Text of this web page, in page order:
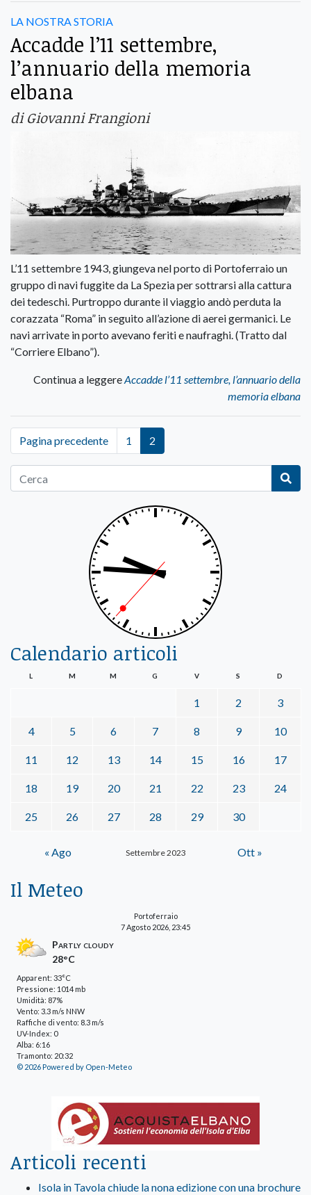
LA NOSTRA STORIA
Accadde l’11 settembre,
l’annuario della memoria
elbana
di Giovanni Frangioni
L’11 settembre 1943, giungeva nel porto di Portoferraio un
gruppo di navi fuggite da La Spezia per sottrarsi alla cattura
dei tedeschi. Purtroppo durante il viaggio andò perduta la
corazzata “Roma” in seguito all’azione di aerei germanici. Le
navi arrivate in porto avevano feriti e naufraghi. (Tratto dal
“Corriere Elbano”).
Continua a leggereAccadde l’11 settembre, l’annuario della
memoria elbana
Pagina precedente 1 2
Calendario articoli
Settembre 2023
L M M G V S D
1 2 3
4 5 6 7 8 9 10
11 12 13 14 15 16 17
18 19 20 21 22 23 24
25 26 27 28 29 30
« Ago Ott »
Il Meteo
Portoferraio
7 Agosto 2026, 23:45
Partly cloudy
28°C
Apparent: 33°C
Pressione: 1014 mb
Umidità: 87%
Vento: 3.3 m/s NNW
Raffiche di vento: 8.3 m/s
UV-Index: 0
Alba: 6:16
Tramonto: 20:32
© 2026 Powered by Open-Meteo
Articoli recenti
Isola in Tavola chiude la nona edizione con una brochure